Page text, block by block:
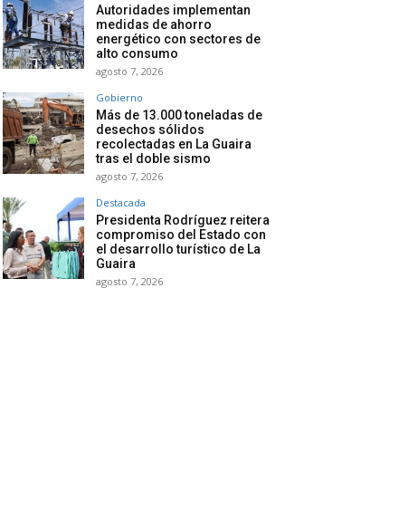
Autoridades implementan
medidas de ahorro
energético con sectores de
alto consumo
agosto 7, 2026
Gobierno
Más de 13.000 toneladas de
desechos sólidos
recolectadas en La Guaira
tras el doble sismo
agosto 7, 2026
Destacada
Presidenta Rodríguez reitera
compromiso del Estado con
el desarrollo turístico de La
Guaira
agosto 7, 2026